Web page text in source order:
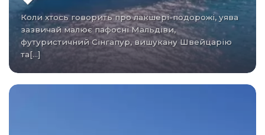
Коли хтось говорить про лакшері-подорожі, уява
зазвичай малює пафосні Мальдіви,
футуристичний Сінгапур, вишукану Швейцарію
та[...]